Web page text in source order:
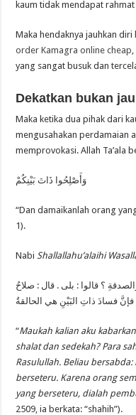
kaum tidak mendapat
Maka hendaknya jauhkan diri
order Kamagra online cheap
yang sangat busuk dan
Dekatkan bukan
Maka ketika dua pihak dari
mengusahakan perdamaian
memprovokasi. Allah Ta’ala
وَأَصْلِحُوا ذَاتَ بَيْنِكُمْ
“Dan damaikanlah orang
1).
Nabi Shallallahu’alaihi
؟ قالوا : بلى . قال : صلاحُ
فإنَّ فسادَ ذاتِ البَيْنِ هي الحالقةُ
“Maukah kalian aku
shalat dan sedekah? Para
Rasulullah. Beliau
berseteru. Karena orang
yang berseteru, dialah
2509, ia berkata: “shahih”).